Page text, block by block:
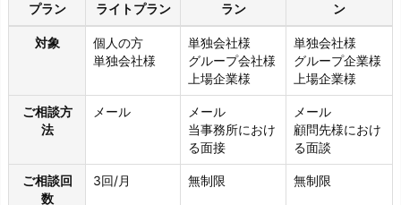
プラン
ライトプラン
ラン
ン
対象
個人の方
単独会社様
単独会社様
グループ会社様
上場企業様
単独会社様
グループ企業様
上場企業様
ご相談方
法
メール
メール
当事務所におけ
る面接
メール
顧問先様におけ
る面談
ご相談回
数
3回/月 無制限 無制限